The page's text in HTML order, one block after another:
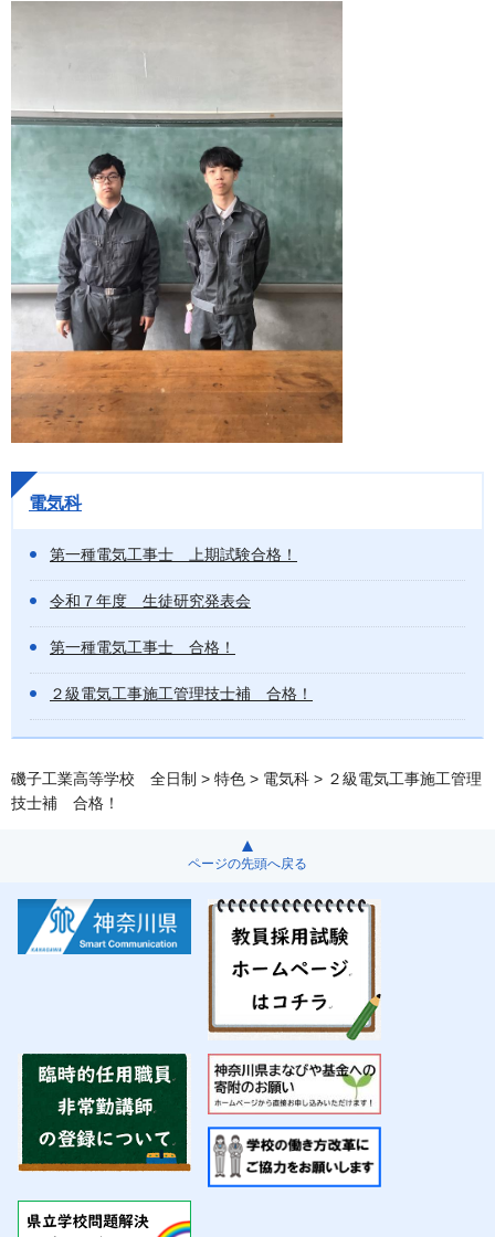
電気科
第一種電気工事士 上期試験合格！
令和７年度 生徒研究発表会
第一種電気工事士 合格！
２級電気工事施工管理技士補 合格！
磯子工業高等学校 全日制 > 特色 > 電気科 > ２級電気工事施工管理
技士補 合格！
ページの先頭へ戻る